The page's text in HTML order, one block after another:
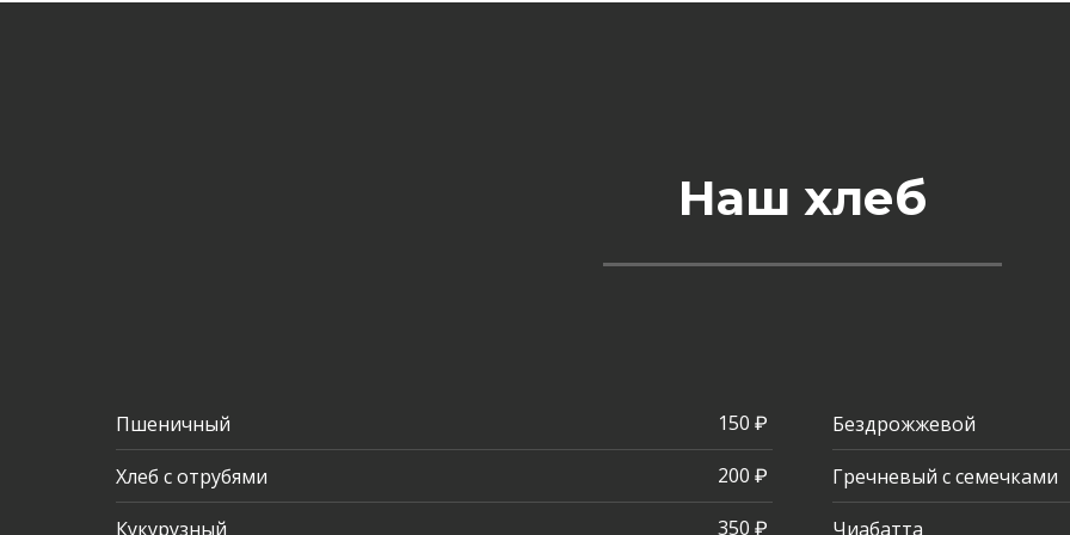
Наш хлеб
Пшеничный 150 ₽
Хлеб с отрубями 200 ₽
Кукурузный 350 ₽
Бездрожжевой
Гречневый с семечками
Чиабатта